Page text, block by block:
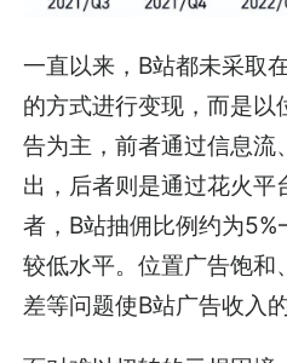
一直以来，B站都未采取
的方式进行变现，而是以
告为主，前者通过信息流
出，后者则是通过花火平
者，B站抽佣比例约为
较低水平。位置广告饱和
差等问题使B站广告收入